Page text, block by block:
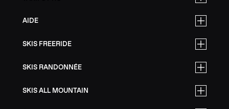
AIDE
SKIS FREERIDE
SKIS RANDONNÉE
SKIS ALL MOUNTAIN